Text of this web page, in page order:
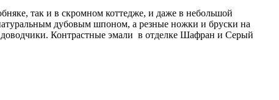
так и в скромном коттедже, и даже в небольшой
дубовым шпоном, а резные ножки и бруски на
Контрастные эмали в отделке Шафран и Серый